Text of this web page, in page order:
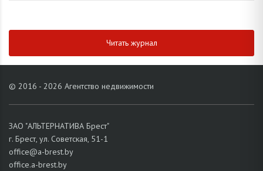
Читать журнал
© 2016 - 2026 Агентство недвижимости
ЗАО "АЛЬТЕРНАТИВА Брест"
г. Брест, ул. Советская, 51-1
office@a-brest.by
office.a-brest.by